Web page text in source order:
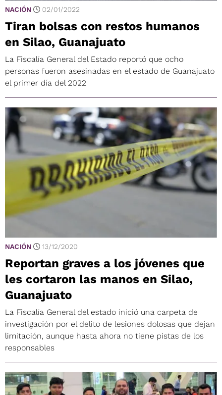
NACIÓN 02/01/2022
Tiran bolsas con restos humanos
en Silao, Guanajuato
La Fiscalía General del Estado reportó que ocho
personas fueron asesinadas en el estado de Guanajuato
el primer día del 2022
NACIÓN 13/12/2020
Reportan graves a los jóvenes que
les cortaron las manos en Silao,
Guanajuato
La Fiscalía General del estado inició una carpeta de
investigación por el delito de lesiones dolosas que dejan
limitación, aunque hasta ahora no tiene pistas de los
responsables